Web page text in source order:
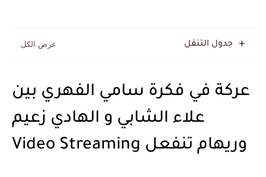
جدول التنقل
عركة في فكرة سامي الفهري بين
علاء الشابي و الهادي زعيم
وريهام تنفعل Video Streaming